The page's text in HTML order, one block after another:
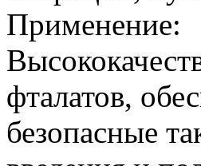
Применение:
фталатов,
безопасные